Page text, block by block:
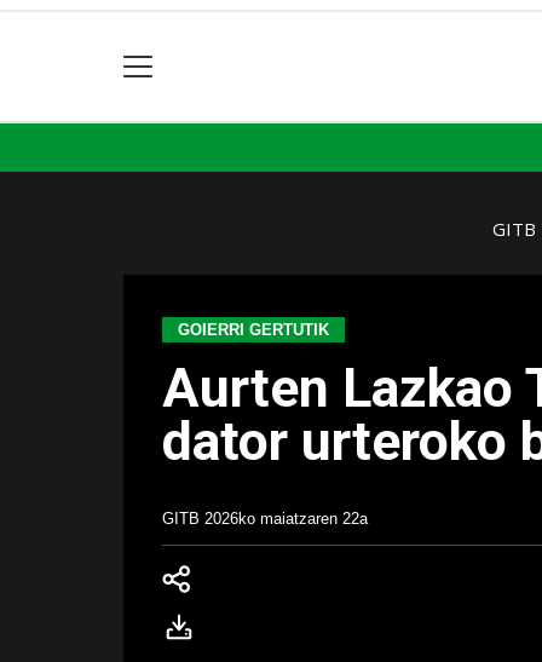
GITB
GOIERRI GERTUTIK
Aurten Lazkao
dator urteroko
GITB 2026ko maiatzaren 22a